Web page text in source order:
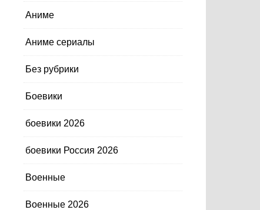
Аниме
Аниме сериалы
Без рубрики
Боевики
боевики 2026
боевики Россия 2026
Военные
Военные 2026